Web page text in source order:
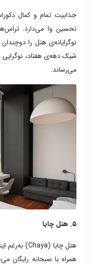
تحسین وا می‌دارد.
نوگرایانه‌ی هتل را
شیک دهه‌ی هفتاد، نوگرایی
می‌رساند.
۵. هتل چایا
همراه با صبحانه رایگان